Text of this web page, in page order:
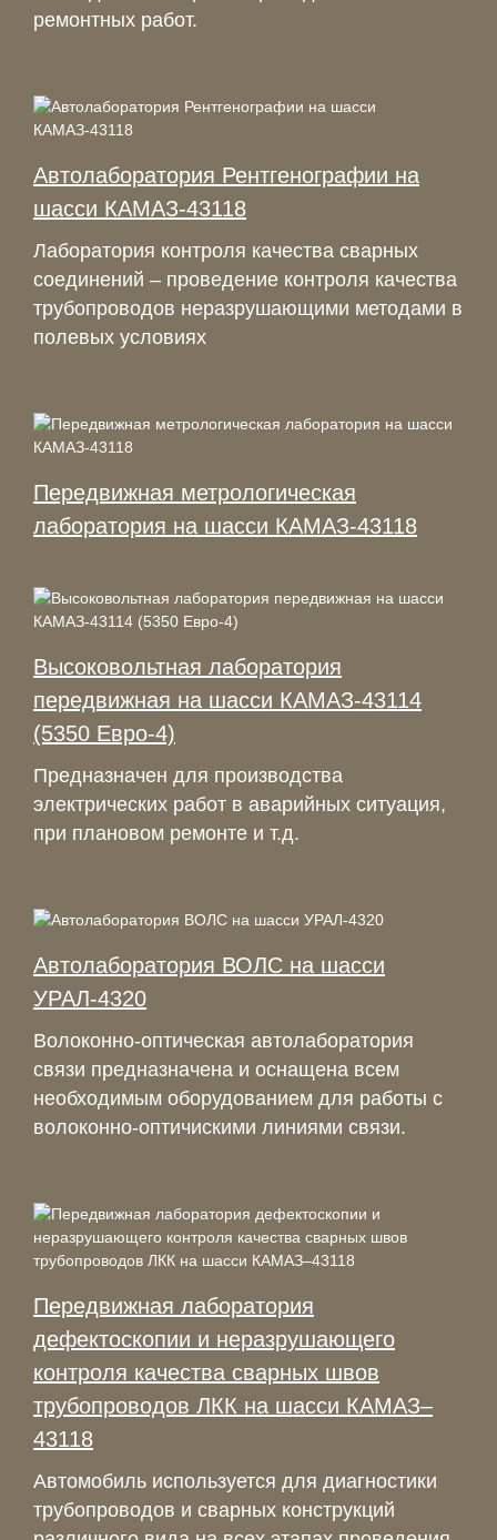
ремонтных работ.
Автолаборатория Рентгенографии на
шасси КАМАЗ-43118
Лаборатория контроля качества сварных
соединений – проведение контроля качества
трубопроводов неразрушающими методами в
полевых условиях
Передвижная метрологическая
лаборатория на шасси КАМАЗ-43118
Высоковольтная лаборатория
передвижная на шасси КАМАЗ-43114
(5350 Евро-4)
Предназначен для производства
электрических работ в аварийных ситуация,
при плановом ремонте и т.д.
Автолаборатория ВОЛС на шасси
УРАЛ-4320
Волоконно-оптическая автолаборатория
связи предназначена и оснащена всем
необходимым оборудованием для работы с
волоконно-оптичискими линиями связи.
Передвижная лаборатория
дефектоскопии и неразрушающего
контроля качества сварных швов
трубопроводов ЛКК на шасси КАМАЗ–
43118
Автомобиль используется для диагностики
трубопроводов и сварных конструкций